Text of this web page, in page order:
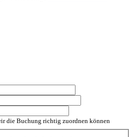
die Buchung richtig zuordnen können